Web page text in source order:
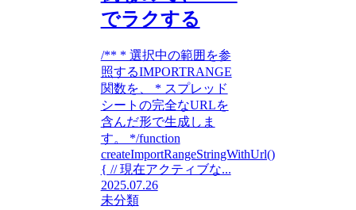
でラクする
/** * 選択中の範囲を参
照するIMPORTRANGE
関数を、 * スプレッド
シートの完全なURLを
含んだ形で生成しま
す。 */function
createImportRangeStringWithUrl()
{ // 現在アクティブな...
2025.07.26
未分類